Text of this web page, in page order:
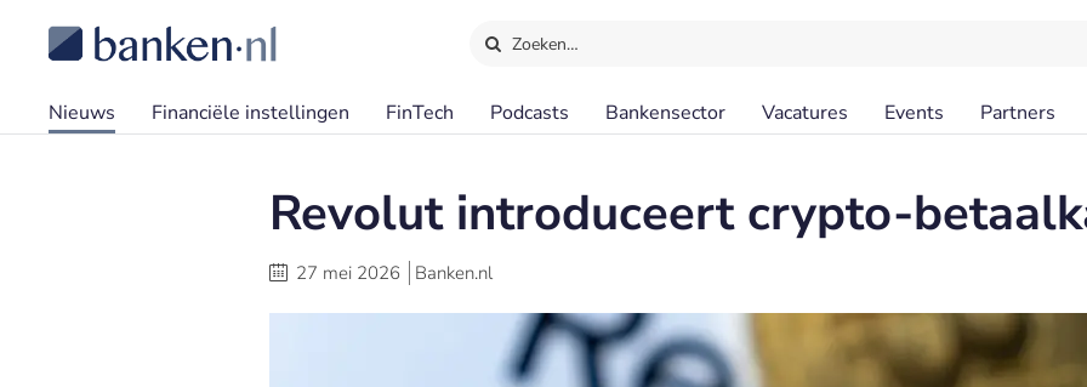
Zoeken…
Nieuws Financiële instellingen FinTech Podcasts Bankensector Vacatures Events Partners
Revolut introduceert crypto-
27 mei 2026 Banken.nl